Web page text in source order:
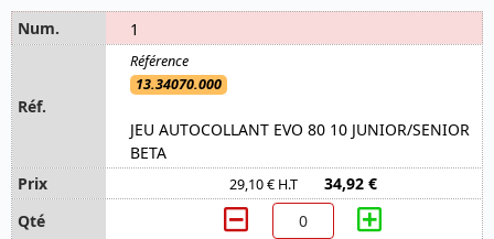
1
13.34070.000
JEU AUTOCOLLANT EVO 80 10 JUNIOR/SENIOR
BETA
29,10 € H.T 34,92 €